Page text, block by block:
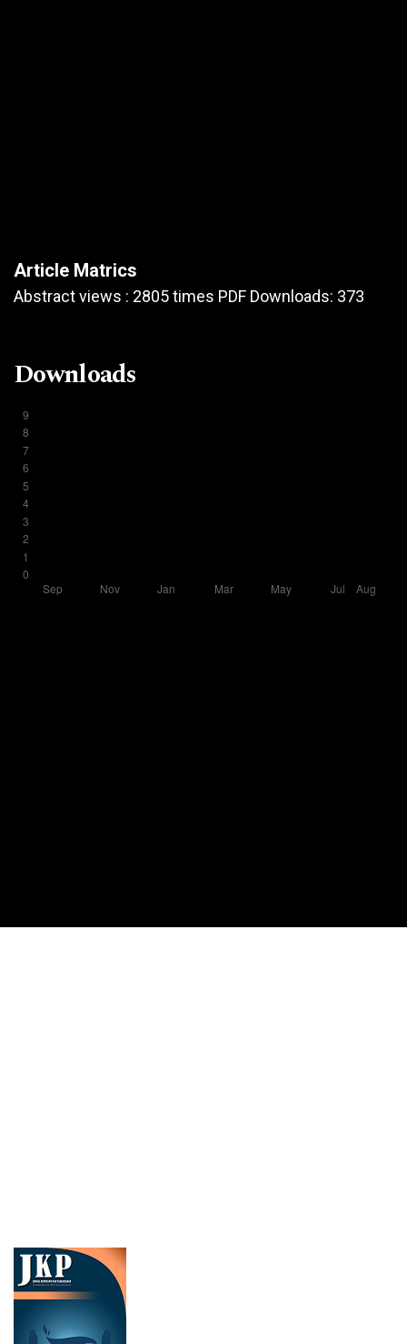
Article Matrics
Abstract views : 2805 times PDF Downloads: 373
Downloads
Cover image